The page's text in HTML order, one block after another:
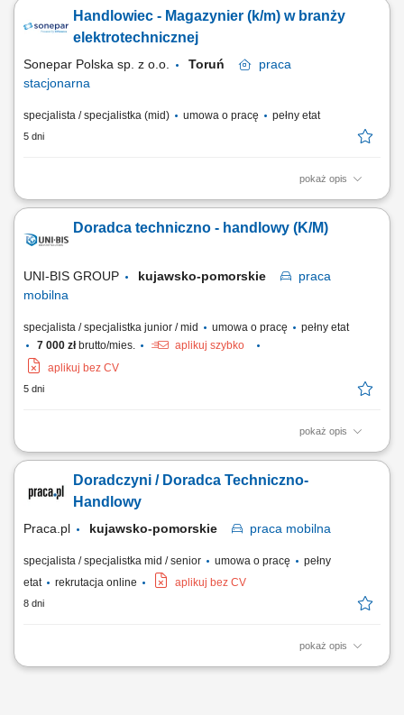
oraz zapewnianie im wsparcia, prowadzenie negocjacji handlowych i
przygotowywanie ofert dopasowanych do potrzeb klientów, współpraca
Handlowiec - Magazynier (k/m) w branży
elektrotechnicznej
Sonepar Polska sp. z o.o. Toruń
praca
stacjonarna
specjalista / specjalistka (mid) umowa o pracę pełny etat
5 dni
pokaż opis
Główny zakres obowiązków: przygotowanie kompleksowych ofert
bezpośrednia obsługa klientów w oddziale.
Doradca techniczno - handlowy (K/M)
UNI-BIS GROUP kujawsko-pomorskie
praca
mobilna
specjalista / specjalistka junior / mid umowa o pracę
pełny etat
7 000 złbrutto/mies.
aplikuj szybko
aplikuj bez CV
5 dni
pokaż opis
Zakres obowiązków: aktywne pozyskiwanie nowych klientów
techniczne i dobór rozwiązań. prezentowanie produktów i usług firmy
oraz kompleksowych rozwiązań dla klientów; utrzymywanie
Doradczyni / Doradca Techniczno-
Handlowy
Praca.pl kujawsko-pomorskie praca mobilna
specjalista / specjalistka mid / senior umowa o pracę
pełny
etat
rekrutacja online aplikuj bez CV
8 dni
pokaż opis
Zakres obowiązków: Budowanie i rozwijanie relacji z klientami z sektora